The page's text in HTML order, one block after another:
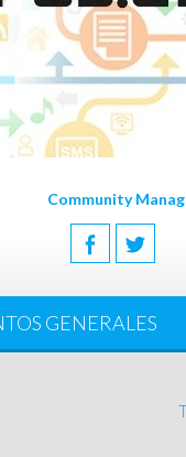
Community
GENERALES